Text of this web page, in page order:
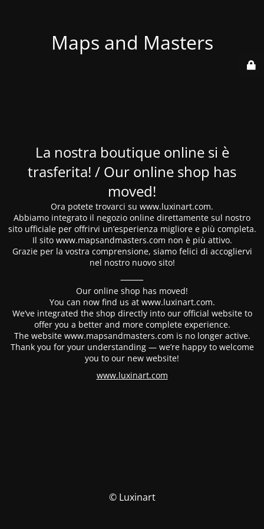
Maps and Masters
La nostra boutique online si è
trasferita! / Our online shop has
moved!
Ora potete trovarci su www.luxinart.com.
Abbiamo integrato il negozio online direttamente sul nostro
sito ufficiale per offrirvi un’esperienza migliore e più completa.
Il sito www.mapsandmasters.com non è più attivo.
Grazie per la vostra comprensione, siamo felici di accogliervi
nel nostro nuovo sito!
⸻
Our online shop has moved!
You can now find us at www.luxinart.com.
We’ve integrated the shop directly into our official website to
offer you a better and more complete experience.
The website www.mapsandmasters.com is no longer active.
Thank you for your understanding — we’re happy to welcome
you to our new website!
www.luxinart.com
© Luxinart